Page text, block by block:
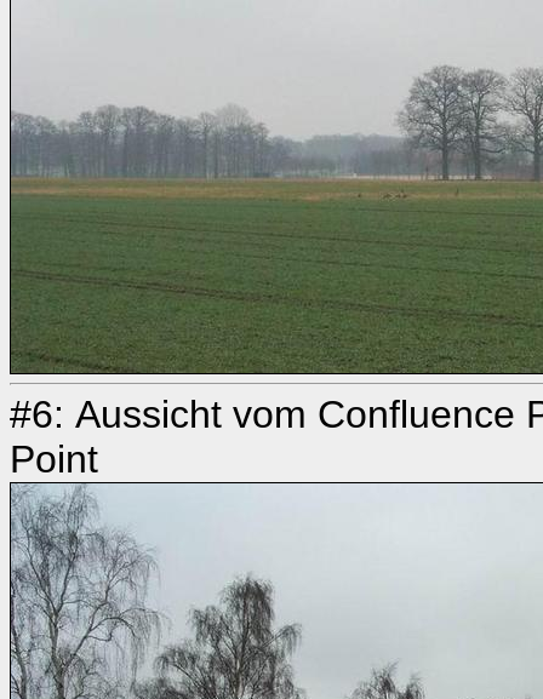
#6: Aussicht vom Confluence
Point